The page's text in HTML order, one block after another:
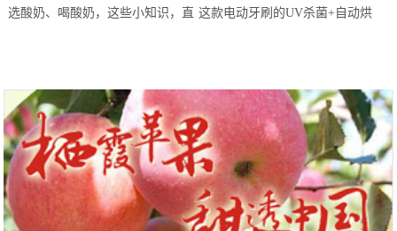
选酸奶、喝酸奶，这些小知识，直 这款电动牙刷的UV杀菌+自动烘